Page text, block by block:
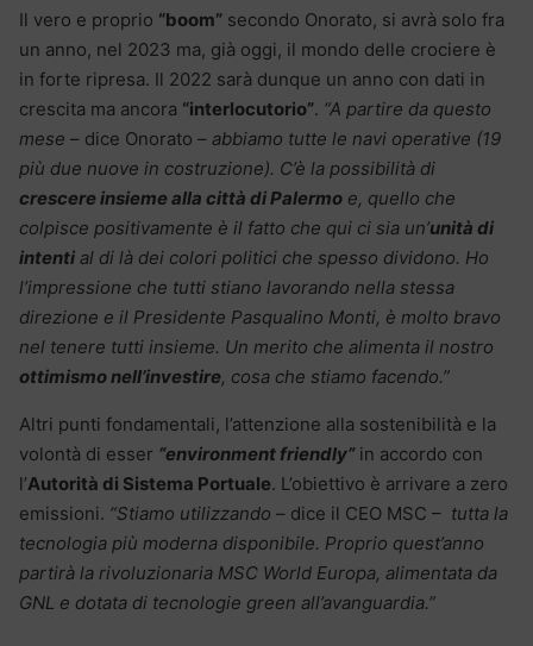
Il vero e proprio “boom” secondo Onorato, si avrà solo fra
un anno, nel 2023 ma, già oggi, il mondo delle crociere è
in forte ripresa. Il 2022 sarà dunque un anno con dati in
crescita ma ancora “interlocutorio”. “A partire da questo
mese – dice Onorato – abbiamo tutte le navi operative (19
più due nuove in costruzione). C’è la possibilità di
crescere insieme alla città di Palermo e, quello che
colpisce positivamente è il fatto che qui ci sia un’unità di
intenti al di là dei colori politici che spesso dividono. Ho
l’impressione che tutti stiano lavorando nella stessa
direzione e il Presidente Pasqualino Monti, è molto bravo
nel tenere tutti insieme. Un merito che alimenta il nostro
ottimismo nell’investire, cosa che stiamo facendo.”
Altri punti fondamentali, l’attenzione alla sostenibilità e la
volontà di esser “environment friendly”in accordo con
l’Autorità di Sistema Portuale. L’obiettivo è arrivare a zero
emissioni. “Stiamo utilizzando – dice il CEO MSC – tutta la
tecnologia più moderna disponibile. Proprio quest’anno
partirà la rivoluzionaria MSC World Europa, alimentata da
GNL e dotata di tecnologie green all’avanguardia.”